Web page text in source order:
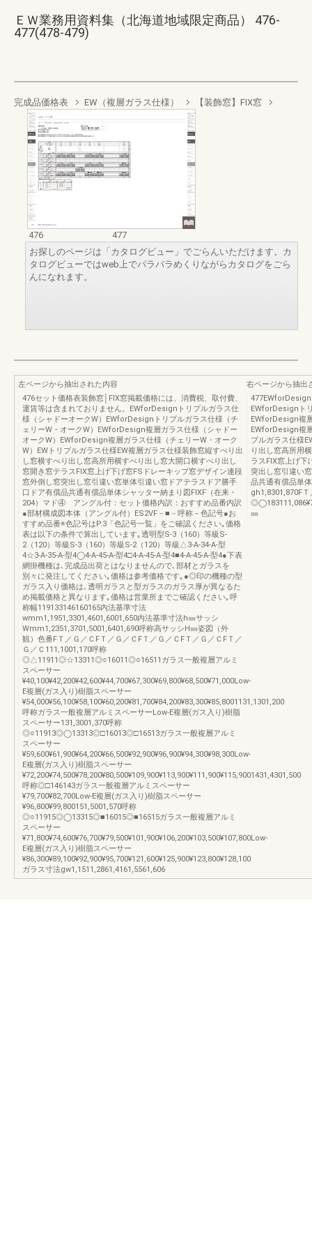
ＥＷ業務用資料集（北海道地域限定商品） 476-
477(478-479)
完成品価格表 EW（複層ガラス仕様） 【装飾窓】FIX窓
476
477
お探しのページは「カタログビュー」でごらんいただけます。カ
タログビューではweb上でパラパラめくりながらカタログをごら
んになれます。
左ページから抽出された内容
476セット価格表装飾窓│FIX窓掲載価格には、消費税、取付費、
運賃等は含まれておりません。EWforDesignトリプルガラス仕
様（シャドーオークW）EWforDesignトリプルガラス仕様（チ
ェリーW・オークW）EWforDesign複層ガラス仕様（シャドー
オークW）EWforDesign複層ガラス仕様（チェリーW・オーク
W）EWトリプルガラス仕様EW複層ガラス仕様装飾窓縦すべり出
し窓横すべり出し窓高所用横すべり出し窓大開口横すべり出し
窓開き窓テラスFIX窓上げ下げ窓FSドレーキップ窓デザイン連段
窓外倒し窓突出し窓引違い窓単体引違い窓ドアテラスドア勝手
口ドア有償品共通有償品単体シャッター納まり図FIXF（在来・
204）マド④ アングル付：セット価格内訳：おすすめ品番内訳
●部材構成図本体（アングル付）ES2VF－■－呼称－色記号●お
すすめ品番※色記号はP.3「色記号一覧」をご確認ください｡価格
表は以下の条件で算出しています｡透明型S-3（160）等級S-
2（120）等級S-3（160）等級S-2（120）等級△3-A-34-A-型
4☆3-A-35-A-型4◯4-A-45-A-型4□4-A-45-A-型4■4-A-45-A-型4●下表
網掛機種は､完成品出荷とはなりませんので､部材とガラスを
別々に発注してください｡価格は参考価格です｡●◎印の機種の型
ガラス入り価格は､透明ガラスと型ガラスのガラス厚が異なるた
め掲載価格と異なります｡価格は営業所までご確認ください｡呼
称幅119133146160165内法基準寸法
wmm1,1951,3301,4601,6001,650内法基準寸法h㎜サッシ
Wmm1,2351,3701,5001,6401,690呼称高サッシH㎜姿図（外
観）色番FＴ／Ｇ／ＣFＴ／Ｇ／ＣFＴ／Ｇ／ＣFＴ／Ｇ／ＣFＴ／
Ｇ／Ｃ111,1001,170呼称
◎△11911◎☆13311◎○16011◎○16511ガラス一般複層アルミ
スペーサー
¥40,100¥42,200¥42,600¥44,700¥67,300¥69,800¥68,500¥71,000Low-
E複層(ガス入り)樹脂スペーサー
¥54,000¥56,100¥58,100¥60,200¥81,700¥84,200¥83,300¥85,8001131,1301,200
呼称ガラス一般複層アルミスペーサーLow-E複層(ガス入り)樹脂
スペーサー131,3001,370呼称
◎○11913◎◯13313◎□16013◎□16513ガラス一般複層アルミ
スペーサー
¥59,600¥61,900¥64,200¥66,500¥92,900¥96,900¥94,300¥98,300Low-
E複層(ガス入り)樹脂スペーサー
¥72,200¥74,500¥78,200¥80,500¥109,900¥113,900¥111,900¥115,9001431,4301,500
呼称◎□146143ガラス一般複層アルミスペーサー
¥79,700¥82,700Low-E複層(ガス入り)樹脂スペーサー
¥96,800¥99,800151,5001,570呼称
◎○11915◎◯13315◎■16015◎■16515ガラス一般複層アルミ
スペーサー
¥71,800¥74,600¥76,700¥79,500¥101,900¥106,200¥103,500¥107,800Low-
E複層(ガス入り)樹脂スペーサー
¥86,300¥89,100¥92,900¥95,700¥121,600¥125,900¥123,800¥128,100
ガラス寸法gw1,1511,2861,4161,5561,606
右ページから抽出
477EWforDesign
EWforDesignト
EWforDesign複
EWforDesign複
プルガラス仕様
り出し窓高所用
ラスFIX窓上げ下
突出し窓引違い
品共通有償品単
gh1,8301,870F
㎜